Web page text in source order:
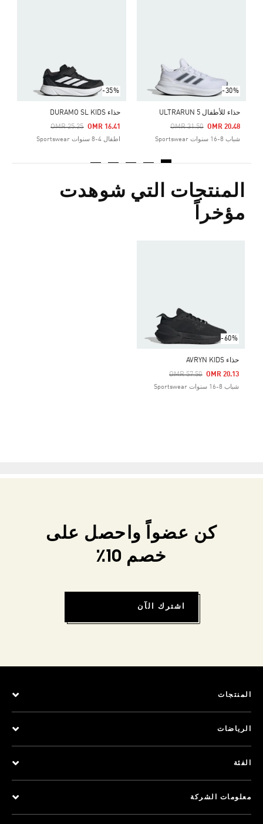
-30%
حذاء للأطفال ULTRARUN 5
Price Reduced From
OMR 31.50
To OMR 20.48
شباب 8-16 سنوات Sportswear
-35%
حذاء DURAMO SL KIDS
Price Reduced From
OMR 25.25
To OMR 16.41
اطفال 4-8 سنوات Sportswear
المنتجات التي شوهدت
مؤخراً
-60%
حذاء AVRYN KIDS
Price Reduced From
OMR 57.50
To OMR 20.13
شباب 8-16 سنوات Sportswear
كن عضواً واحصل على
خصم 10٪
اشترك الآن
المنتجات
الرياضات
الفئة
معلومات الشركة